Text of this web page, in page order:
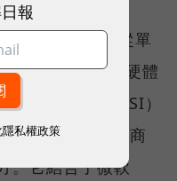
的期待，已從單
何將 AI 算力、硬體
微星科技（MSI）
AI+，正是專為商
。它結合了微軟
報
私權政策